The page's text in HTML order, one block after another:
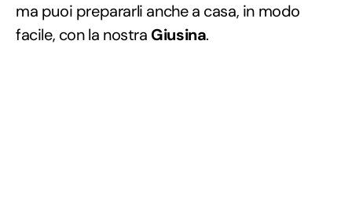
ma puoi prepararli anche a casa, in modo
facile, con la nostra Giusina.